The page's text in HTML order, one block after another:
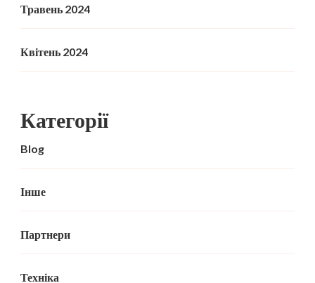
Травень 2024
Квітень 2024
Категорії
Blog
Інше
Партнери
Техніка